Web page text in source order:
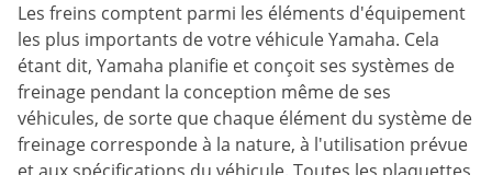
Les freins comptent parmi les éléments d'équipement
les plus importants de votre véhicule Yamaha. Cela
étant dit, Yamaha planifie et conçoit ses systèmes de
freinage pendant la conception même de ses
véhicules, de sorte que chaque élément du système de
freinage corresponde à la nature, à l'utilisation prévue